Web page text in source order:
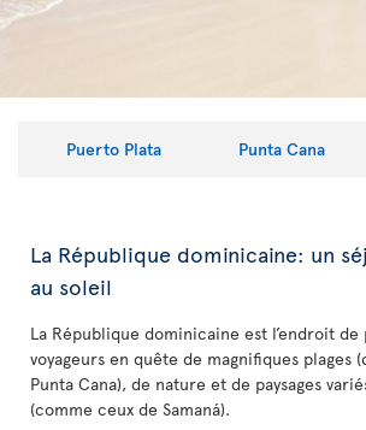
Puerto Plata Punta Cana
La République dominicaine: un
au soleil
La République dominicaine est l’endroit
voyageurs en quête de magnifiques plages
Punta Cana), de nature et de paysages
(comme ceux de Samaná).